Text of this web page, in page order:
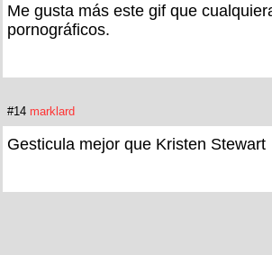
Me gusta más este gif que
pornográficos.
#14 marklard
Gesticula mejor que Kristen Stewart